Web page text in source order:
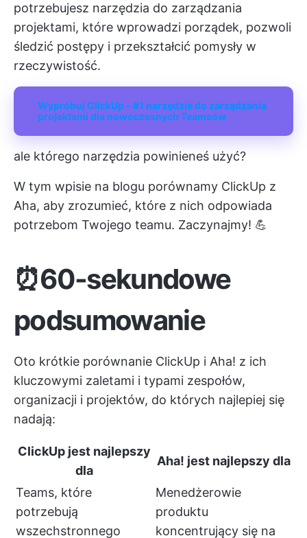
potrzebujesz narzędzia do zarządzania
projektami, które wprowadzi porządek, pozwoli
śledzić postępy i przekształcić pomysły w
rzeczywistość.
Wypróbuj ClickUp - #1 narzędzie do zarządzania
projektami dla nowoczesnych Teamsów
ale którego narzędzia powinieneś użyć?
W tym wpisie na blogu porównamy ClickUp z
Aha, aby zrozumieć, które z nich odpowiada
potrzebom Twojego teamu. Zaczynajmy! 💪
⏰60-sekundowe
podsumowanie
Oto krótkie porównanie ClickUp i Aha! z ich
kluczowymi zaletami i typami zespołów,
organizacji i projektów, do których najlepiej się
nadają:
ClickUp jest najlepszy
dla
Aha! jest najlepszy dla
Teams, które
potrzebują
wszechstronnego
Menedżerowie
produktu
koncentrujący się na